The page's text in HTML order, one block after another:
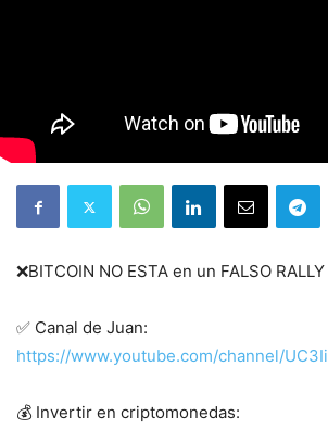
❌BITCOIN NO ESTA en un FALSO RALLY
✅ Canal de Juan:
https://www.youtube.com/channel/
💰 Invertir en criptomonedas: